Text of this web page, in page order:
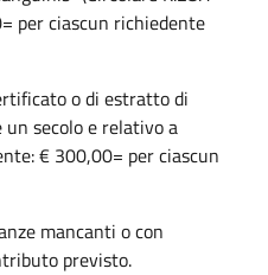
per ciascun richiedente
o di estratto di
secolo e relativo a
€ 300,00= per ciascun
mancanti o con
previsto.